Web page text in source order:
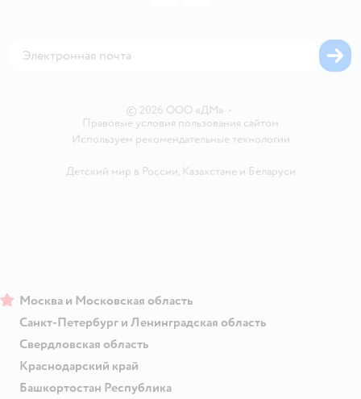
© 2026 ООО «ДМ» •
Правовые условия пользования сайтом
Используем рекомендательные технологии
Детский мир в России, Казахстанеи Беларуси
Москва и Московская область
Санкт-Петербург и Ленинградская область
Свердловская область
Краснодарский край
Башкортостан Республика